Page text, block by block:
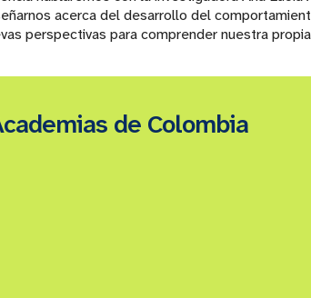
acerca del desarrollo del
perspectivas para comprender nuestra
de Colombia